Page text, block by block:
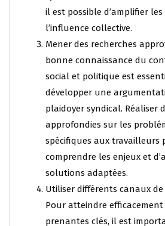
il est possible d’amplifier
l’influence collective.
Mener des recherches
bonne connaissance du
social et politique est
développer une
plaidoyer syndical. Réaliser
approfondies sur les
spécifiques aux travailleurs
comprendre les enjeux et
solutions adaptées.
Utiliser différents canaux
Pour atteindre efficacement
prenantes clés, il est